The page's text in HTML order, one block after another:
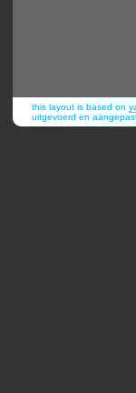
this layout is based on
uitgevoerd en